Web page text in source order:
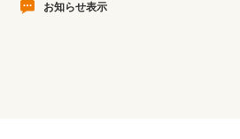
お知らせ表示